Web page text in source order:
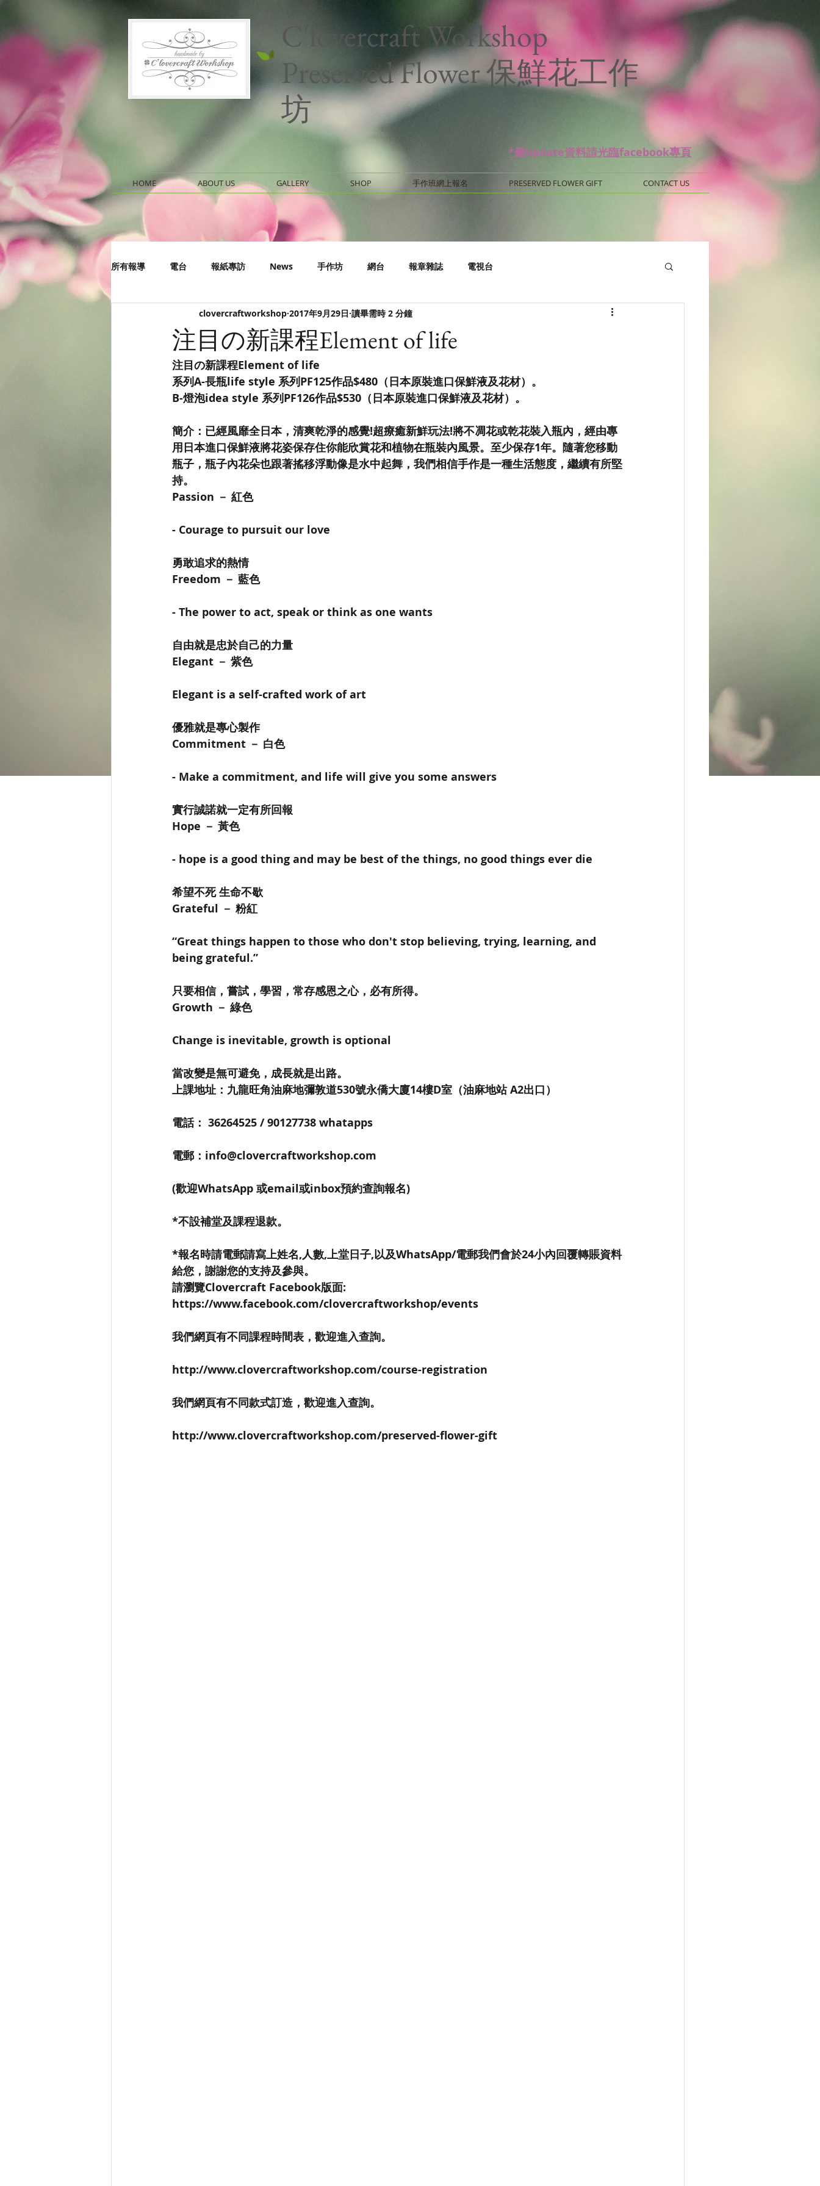
C'lovercraft Workshop
Preserved Flower 保鮮花工作
坊
*最update資料請光臨facebook專頁
HOME ABOUT US GALLERY SHOP 手作班網上報名 PRESERVED FLOWER GIFT CONTACT US
所有報導 電台 報紙專訪 News 手作坊 網台 報章雜誌 電視台
注目の新課程Element of life
clovercraftworkshop 2017年9月29日 讀畢需時 2 分鐘
注目の新課程Element of life
系列A-長瓶life style 系列PF125作品$480（日本原裝進口保鮮液及花材）。
B-燈泡idea style 系列PF126作品$530（日本原裝進口保鮮液及花材）。
簡介：已經風靡全日本，清爽乾淨的感覺!超療癒新鮮玩法!將不凋花或乾花裝入瓶內，經由專
用日本進口保鮮液將花姿保存住你能欣賞花和植物在瓶裝內風景。至少保存1年。隨著您移動
瓶子，瓶子內花朵也跟著搖移浮動像是水中起舞，我們相信手作是一種生活態度，繼續有所堅
持。
Passion － 紅色
- Courage to pursuit our love
勇敢追求的熱情
Freedom － 藍色
- The power to act, speak or think as one wants
自由就是忠於自己的力量
Elegant － 紫色
Elegant is a self-crafted work of art
優雅就是專心製作
Commitment － 白色
- Make a commitment, and life will give you some answers
實行誠諾就一定有所回報
Hope － 黃色
- hope is a good thing and may be best of the things, no good things ever die
希望不死 生命不歇
Grateful － 粉紅
“Great things happen to those who don't stop believing, trying, learning, and
being grateful.”
只要相信，嘗試，學習，常存感恩之心，必有所得。
Growth － 綠色
Change is inevitable, growth is optional
當改變是無可避免，成長就是出路。
上課地址：九龍旺角油麻地彌敦道530號永僑大廈14樓D室（油麻地站 A2出口）
電話： 36264525 / 90127738 whatapps
電郵：info@clovercraftworkshop.com
(歡迎WhatsApp 或email或inbox預約查詢報名)
*不設補堂及課程退款。
*報名時請電郵請寫上姓名,人數,上堂日子,以及WhatsApp/電郵我們會於24小內回覆轉賬資料
給您，謝謝您的支持及參與。
請瀏覽Clovercraft Facebook版面:
https://www.facebook.com/clovercraftworkshop/events
我們網頁有不同課程時間表，歡迎進入查詢。
http://www.clovercraftworkshop.com/course-registration
我們網頁有不同款式訂造，歡迎進入查詢。
http://www.clovercraftworkshop.com/preserved-flower-gift